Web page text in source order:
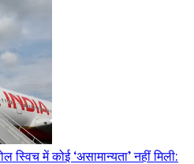
स्विच में कोई ‘असामान्यता’ नहीं मिली: